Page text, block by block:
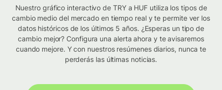
Nuestro gráfico interactivo de TRY a HUF utiliza los tipos de
cambio medio del mercado en tiempo real y te permite ver los
datos históricos de los últimos 5 años. ¿Esperas un tipo de
cambio mejor? Configura una alerta ahora y te avisaremos
cuando mejore. Y con nuestros resúmenes diarios, nunca te
perderás las últimas noticias.